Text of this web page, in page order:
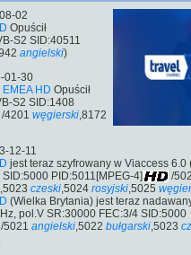
02
Opuścił
S2 SID:40511
angielski)
01-30
HD Opuścił
S2 SID:1408
/4201 węgierski ,8172
12-11
jest teraz szyfrowany w Viaccess 6.0
PID:5011[MPEG-4]
/
,5023 czeski,5024 rosyjski,5025
(Wielka Brytania) jest teraz
pol.V SR:30000 FEC:3/4 SID:5000
/5021 angielski,5022 bułgarski,5023